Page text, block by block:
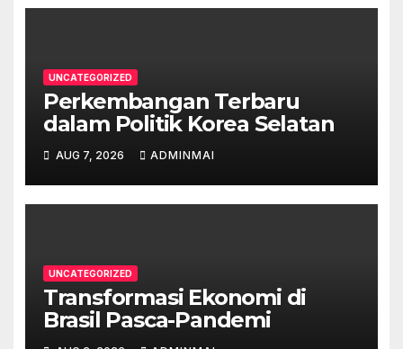
UNCATEGORIZED
Perkembangan Terbaru
dalam Politik Korea Selatan
AUG 7, 2026 ADMINMAI
UNCATEGORIZED
Transformasi Ekonomi di
Brasil Pasca-Pandemi